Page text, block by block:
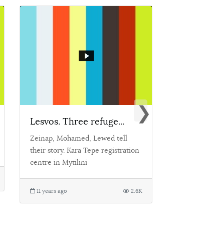
Lesvos. Three refuge...
Zeinap, Mohamed, Lewed tell
their story. Kara Tepe registration
centre in Mytilini
11 years ago 2.6K
❯